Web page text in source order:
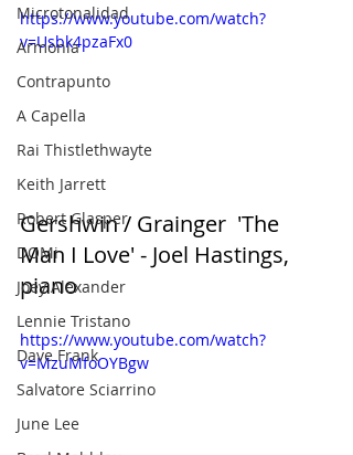
Microtonalidad
Armonía
Contrapunto
A Capella
Rai Thistlethwayte
Keith Jarrett
Robert Glasper
DOMi
Joey Alexander
Lennie Tristano
Dave Frank
Salvatore Sciarrino
June Lee
https://www.youtube.com/watch?
v=Usbk4pzaFx0
Gershwin / Grainger  'The
Man I Love' - Joel Hastings,
piano
https://www.youtube.com/watch?
v=MzuMfoOYBgw